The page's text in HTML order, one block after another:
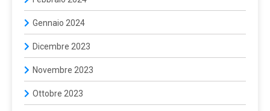
Gennaio 2024
Dicembre 2023
Novembre 2023
Ottobre 2023